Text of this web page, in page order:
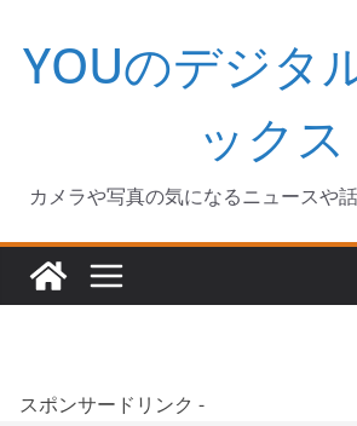
キ
YOUのデジタ
ックス
カメラや写真の気になるニュースや
スポンサードリンク -